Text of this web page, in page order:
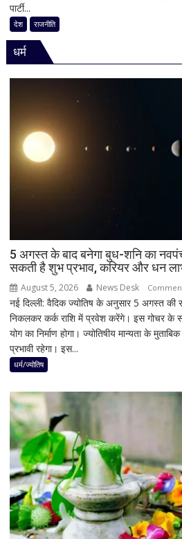
पार्टी...
देश राजनीति
धर्म
5 अगस्त के बाद बनेगा बुध-शनि का
सकती है शुभ प्रभाव, करियर और धन
August 5, 2026 News Desk
नई दिल्ली: वैदिक ज्योतिष के अनुसार 5 अगस्त की
निकलकर कर्क राशि में प्रवेश करेंगे। इस गोचर
योग का निर्माण होगा। ज्योतिषीय मान्यता के
प्रभावी रहेगा। इस...
धर्म/ज्योतिष